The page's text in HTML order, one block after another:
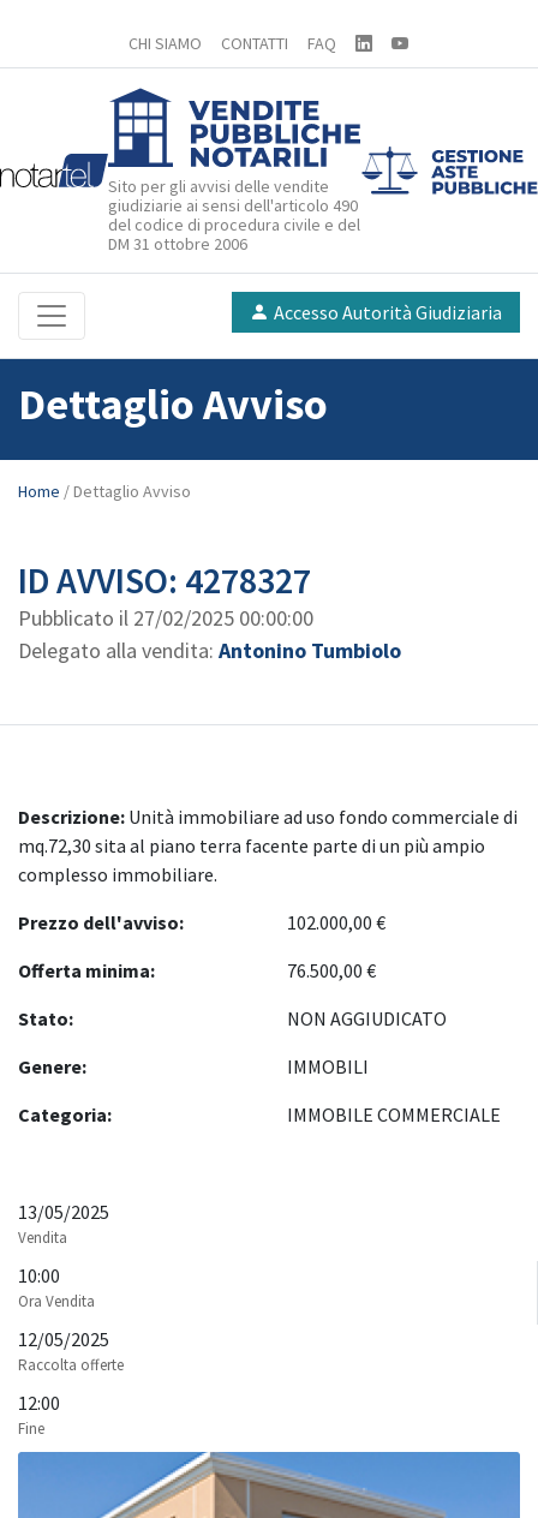
CHI SIAMO CONTATTI FAQ
Sito per gli avvisi delle vendite
giudiziarie ai sensi dell'articolo 490
del codice di procedura civile e del
DM 31 ottobre 2006
Accesso Autorità Giudiziaria
Dettaglio Avviso
Home / Dettaglio Avviso
ID AVVISO: 4278327
Pubblicato il 27/02/2025 00:00:00
Delegato alla vendita: Antonino Tumbiolo
Descrizione: Unità immobiliare ad uso fondo commerciale di
mq.72,30 sita al piano terra facente parte di un più ampio
complesso immobiliare.
Prezzo dell'avviso:
102.000,00 €
Offerta minima:
76.500,00 €
Stato:
NON AGGIUDICATO
Genere:
IMMOBILI
Categoria:
IMMOBILE COMMERCIALE
13/05/2025
Vendita
10:00
Ora Vendita
12/05/2025
Raccolta offerte
12:00
Fine